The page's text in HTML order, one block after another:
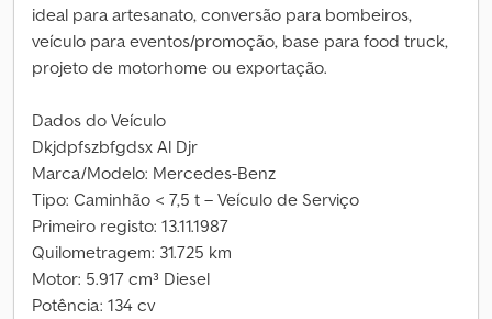
ideal para artesanato, conversão para bombeiros,
veículo para eventos/promoção, base para food truck,
projeto de motorhome ou exportação.
Dados do Veículo
Dkjdpfszbfgdsx Al Djr
Marca/Modelo: Mercedes-Benz
Tipo: Caminhão < 7,5 t – Veículo de Serviço
Primeiro registo: 13.11.1987
Quilometragem: 31.725 km
Motor: 5.917 cm³ Diesel
Potência: 134 cv